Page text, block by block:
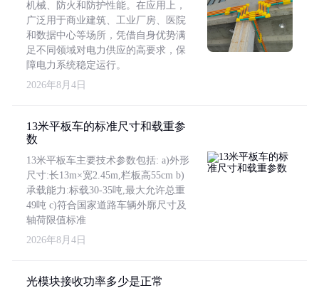
机械、防火和防护性能。在应用上，
广泛用于商业建筑、工业厂房、医院
和数据中心等场所，凭借自身优势满
足不同领域对电力供应的高要求，保
障电力系统稳定运行。
2026年8月4日
13米平板车的标准尺寸和载重参
数
13米平板车主要技术参数包括: a)外形
尺寸:长13m×宽2.45m,栏板高55cm b)
承载能力:标载30-35吨,最大允许总重
49吨 c)符合国家道路车辆外廓尺寸及
轴荷限值标准
2026年8月4日
光模块接收功率多少是正常